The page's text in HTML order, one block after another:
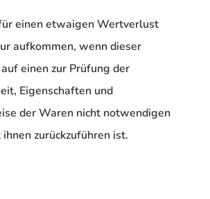
einen etwaigen Wertverlust
aufkommen, wenn dieser
einen zur Prüfung der
Eigenschaften und
der Waren nicht notwendigen
zurückzuführen ist.